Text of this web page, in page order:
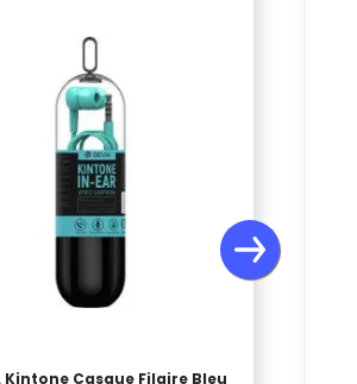
Kintone Casque Filaire Bleu